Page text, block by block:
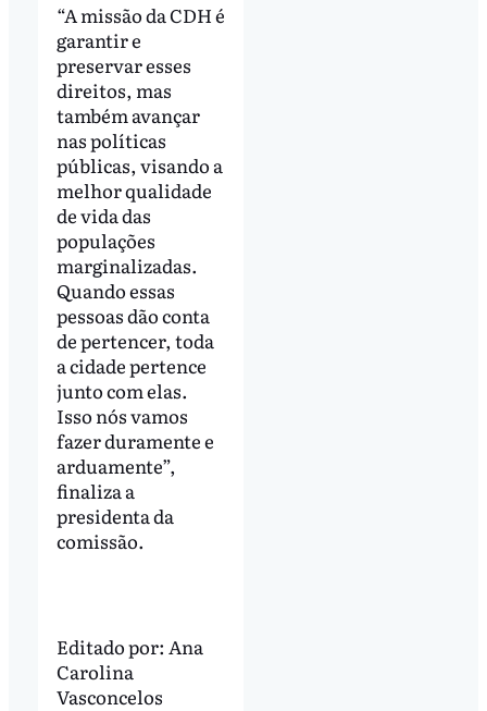
“A missão da CDH é
garantir e
preservar esses
direitos, mas
também avançar
nas políticas
públicas, visando a
melhor qualidade
de vida das
populações
marginalizadas.
Quando essas
pessoas dão conta
de pertencer, toda
a cidade pertence
junto com elas.
Isso nós vamos
fazer duramente e
arduamente”,
finaliza a
presidenta da
comissão.
Editado por: Ana
Carolina
Vasconcelos